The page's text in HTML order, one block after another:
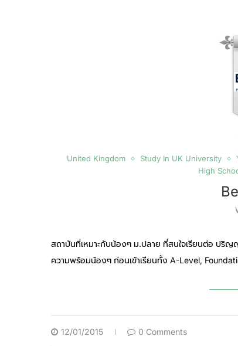
United Kingdom Study In UK University
High
สถาบันที่เหมาะกับน้องๆ ม.ปลาย ที่สนใจเรียนต่อ ปริ
ความพร้อมน้องๆ ก่อนเข้าเรียนทั้ง A-Level,
12/01/2015 0 Comments